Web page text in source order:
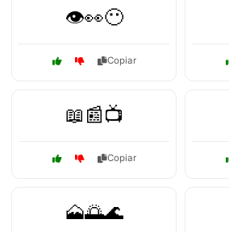
👁️👀😶
Copiar
📖📰📺
Copiar
🗻🌅🌊